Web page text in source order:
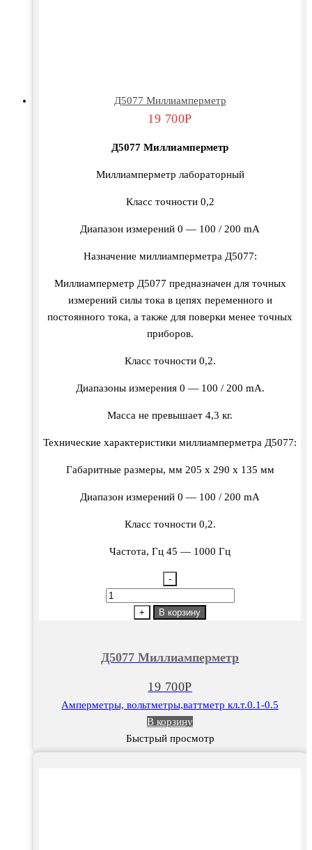
Д5077 Миллиамперметр
19 700Р
Д5077 Миллиамперметр
Миллиамперметр лабораторный
Класс точности 0,2
Диапазон измерений 0 — 100 / 200 mА
Назначение миллиамперметра Д5077:
Миллиамперметр Д5077 предназначен для точных
измерений силы тока в цепях переменного и
постоянного тока, а также для поверки менее точных
приборов.
Класс точности 0,2.
Диапазоны измерения 0 — 100 / 200 mА.
Масса не превышает 4,3 кг.
Технические характеристики миллиамперметра Д5077:
Габаритные размеры, мм 205 х 290 х 135 мм
Диапазон измерений 0 — 100 / 200 mА
Класс точности 0,2.
Частота, Гц 45 — 1000 Гц
-
Количество
+ В корзину
Д5077 Миллиамперметр
19 700Р
Амперметры, вольтметры,ваттметр кл.т.0.1-0.5
В корзину
Быстрый просмотр